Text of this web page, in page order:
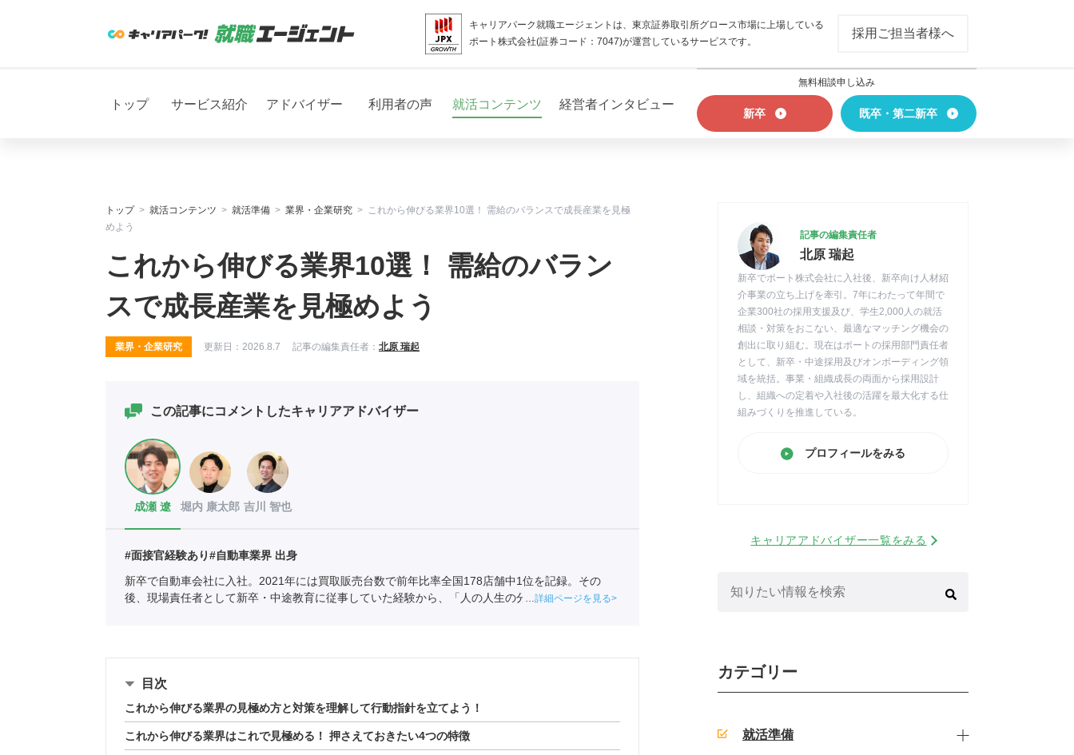
キャリアパーク就職エージェントは、東京証券取引所グロース市場に上場している
ポート株式会社(証券コード：7047)が運営しているサービスです。
採用ご担当者様へ
トップ サービス紹介 アドバイザー 利用者の声 就活コンテンツ 経営者インタビュー
無料相談申し込み
新卒 既卒・第二新卒
トップ 就活コンテンツ 就活準備 業界・企業研究
これから伸びる業界10選！ 需給のバランスで成長産業を見極
めよう
これから伸びる業界10選！ 需給のバラン
スで成長産業を見極めよう
業界・企業研究 更新日： 2026.8.7 記事の編集責任者： 北原 瑞起
この記事にコメントしたキャリアアドバイザー
成瀬 遼 堀内 康太郎 吉川 智也
#面接官経験あり#自動車業界 出身
新卒で自動車会社に入社。2021年には買取販売台数で前年比率全国178店舗中1位を記録。その
後、現場責任者として新卒・中途教育に従事していた経験から、「人の人生の分岐点によりかかわ
詳細ページを見る
目次
これから伸びる業界の見極め方と対策を理解して行動指針を立てよう！
これから伸びる業界はこれで見極める！ 押さえておきたい4つの特徴
記事の編集責任者
北原 瑞起
新卒でポート株式会社に入社後、新卒向け人材紹
介事業の立ち上げを牽引。7年にわたって年間で
企業300社の採用支援及び、学生2,000人の就活
相談・対策をおこない、最適なマッチング機会の
創出に取り組む。現在はポートの採用部門責任者
として、新卒・中途採用及びオンボーディング領
域を統括。事業・組織成長の両面から採用設計
し、組織への定着や入社後の活躍を最大化する仕
組みづくりを推進している。
プロフィールをみる
キャリアアドバイザー一覧をみる
カテゴリー
就活準備